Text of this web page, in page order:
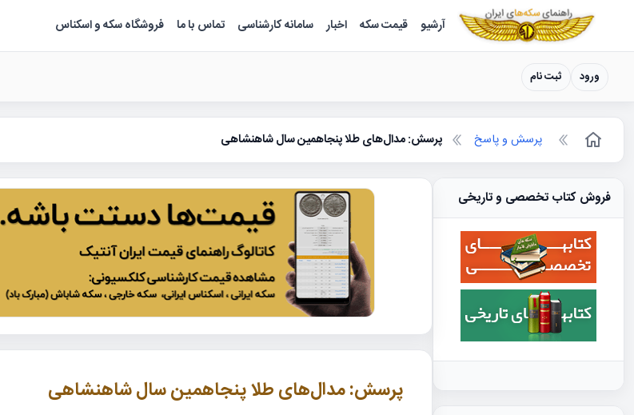
سکه ها ؛ راهنمای سکه شناسی
آرشیو قیمت سکه اخبار سامانه کارشناسی تماس با ما فروشگاه سکه و اسکناس
ورود ثبت نام
پرسش و پاسخ پرسش: مدال‌های طلا پنجاهمین سال شاهنشاهی
پرسش: مدال‌های طلا پنجاهمین سال شاهنشاهی
فروش کتاب تخصصی و تاریخی